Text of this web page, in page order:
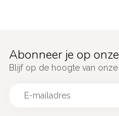
Abonneer je op
Blijf op de hoogte van